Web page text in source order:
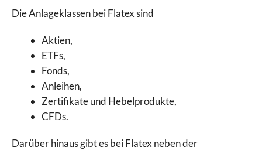
Die Anlageklassen bei Flatex sind
Aktien,
ETFs,
Fonds,
Anleihen,
Zertifikate und Hebelprodukte,
CFDs.
Darüber hinaus gibt es bei Flatex neben der